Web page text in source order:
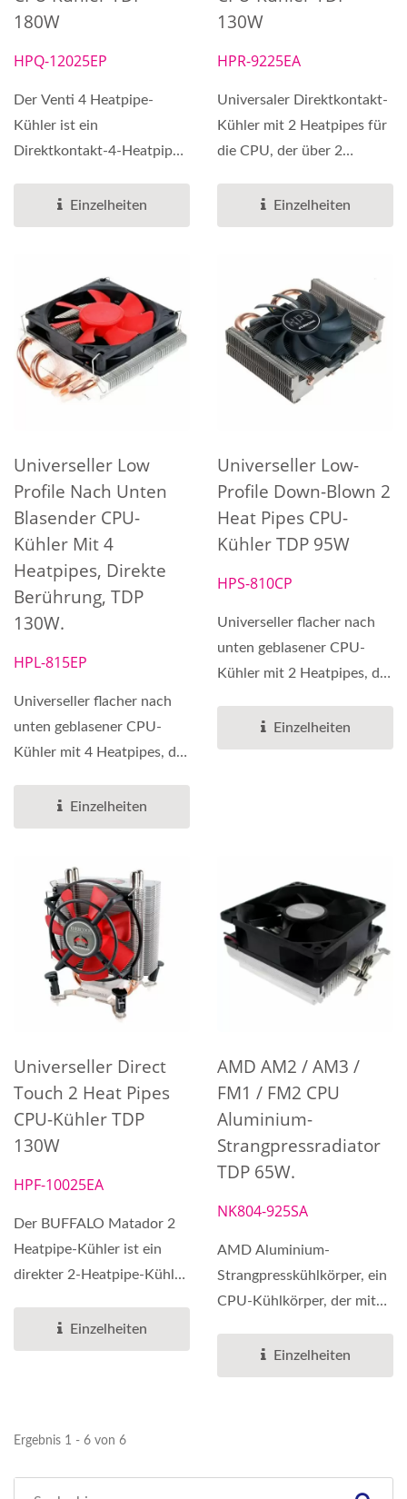
180W
HPQ-12025EP
Der Venti 4 Heatpipe-
Kühler ist ein
Direktkontakt-4-Heatpipe-
effizienten...Einzelheiten
130W
HPR-9225EA
Universaler Direktkontakt-
Kühler mit 2 Heatpipes für
die CPU, der über 2
Einzelheiten
Universeller Low
Profile Nach Unten
Blasender CPU-
Kühler Mit 4
Heatpipes, Direkte
Berührung, TDP
130W.
HPL-815EP
Universeller flacher nach
unten geblasener CPU-
Kühler mit 4 Heatpipes, der
Einzelheiten
Universeller Low-
Profile Down-Blown 2
Heat Pipes CPU-
Kühler TDP 95W
HPS-810CP
Universeller flacher nach
unten geblasener CPU-
Kühler mit 2 Heatpipes, der
Einzelheiten
Universeller Direct
Touch 2 Heat Pipes
CPU-Kühler TDP
130W
HPF-10025EA
Der BUFFALO Matador 2
Heatpipe-Kühler ist ein
direkter 2-Heatpipe-Kühler.
Einzelheiten
AMD AM2 / AM3 /
FM1 / FM2 CPU
Aluminium-
Strangpressradiator
TDP 65W.
NK804-925SA
AMD Aluminium-
Strangpresskühlkörper, ein
CPU-Kühlkörper, der mit
AM2 AM3 FM1 FM2 CPU-
Kühlkörpern...
Einzelheiten
Ergebnis 1 - 6 von 6